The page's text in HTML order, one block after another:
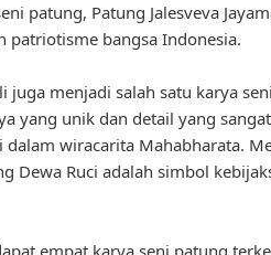
patung, Patung Jalesveva
patriotisme bangsa Indonesia.
juga menjadi salah satu karya
yang unik dan detail yang
dalam wiracarita Mahabharata.
Dewa Ruci adalah simbol